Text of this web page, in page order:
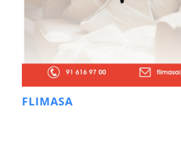
FLIMASA